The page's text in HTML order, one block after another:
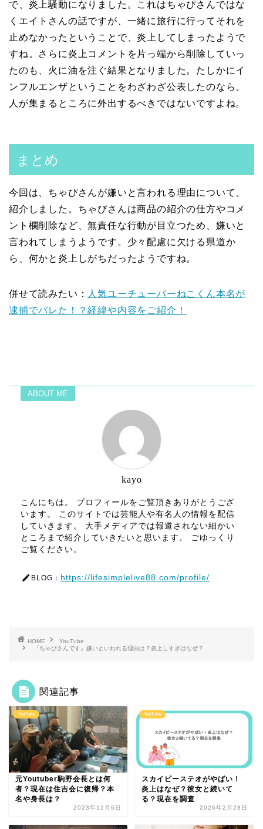
で、炎上騒動になりました。これはちゃぴさんではな
くエイトさんの話ですが、一緒に旅行に行ってそれを
止めなかったということで、炎上してしまったようで
すね。さらに炎上コメントを片っ端から削除していっ
たのも、火に油を注ぐ結果となりました。たしかにイ
ンフルエンザということをわざわざ公表したのなら、
人が集まるところに外出するべきではないですよね。
まとめ
今回は、ちゃぴさんが嫌いと言われる理由について、
紹介しました。ちゃぴさんは商品の紹介の仕方やコメ
ント欄削除など、無責任な行動が目立つため、嫌いと
言われてしまうようです。少々配慮に欠ける県道か
ら、何かと炎上しがちだったようですね。
併せて読みたい： 人気ユーチューバーねこくん本名が
逮捕でバレた！？経緯や内容をご紹介！
ABOUT ME
kayo
こんにちは。 プロフィールをご覧頂きありがとうござ
います。 このサイトでは芸能人や有名人の情報を配信
していきます。 大手メディアでは報道されない細かい
ところまで紹介していきたいと思います。 ごゆっくり
ご覧ください。
BLOG： https://lifesimplelive88.com/profile/
HOME
YouTube
『ちゃぴさんです』嫌いといわれる理由は？炎上しすぎはなぜ？
関連記事
YouTube
元Youtuber駒野会長とは何
者？現在は住吉会に復帰？本
名や身長は？
2023年12月6日
YouTube
スカイピーステオがやばい！
炎上はなぜ？彼女と続いて
る？現在を調査
2026年2月28日